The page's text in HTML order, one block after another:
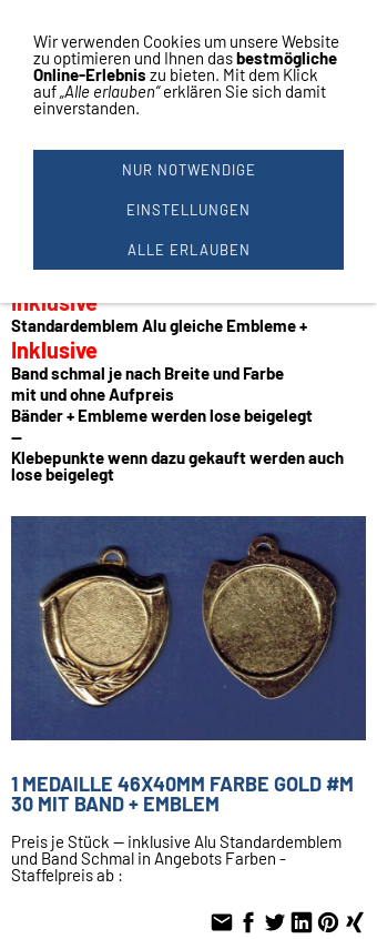
Navigation einblenden
+ ALU EMBLEM (LAGERWARE)
Inklusive
Standardemblem Alu gleiche Embleme +
Inklusive
Band schmal je nach Breite und Farbe
mit und ohne Aufpreis
Bänder + Embleme werden lose beigelegt
--
Klebepunkte wenn dazu gekauft werden auch
lose beigelegt
1 MEDAILLE 46X40MM FARBE GOLD #M
30 MIT BAND + EMBLEM
Preis je Stück -- inklusive Alu Standardemblem
und Band Schmal in Angebots Farben -
Staffelpreis ab :
Wir verwenden Cookies um unsere Website
zu optimieren und Ihnen dasbestmögliche
Online-Erlebnis zu bieten. Mit dem Klick
auf„Alle erlauben“erklären Sie sich damit
einverstanden.
NUR NOTWENDIGE
EINSTELLUNGEN
ALLE ERLAUBEN